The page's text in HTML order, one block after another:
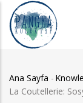
Ana
içeriğe
atla
Sayfa
Ana Sayfa -
La Coutellerie: